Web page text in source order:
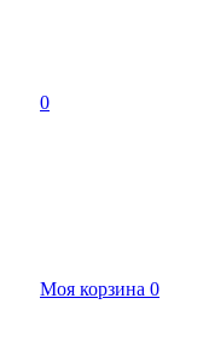
0
Моя корзина 0